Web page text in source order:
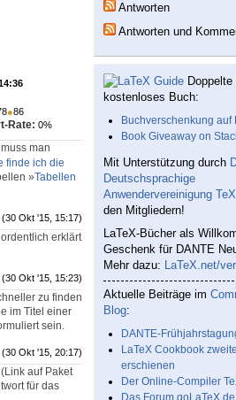
●86
Rate: 0%
man
finde ich die
»Tabellen
(30 Okt '15, 15:17)
erklärt
(30 Okt '15, 15:23)
zu finden
im Titel einer
sein.
(30 Okt '15, 20:17)
auf Paket
für das
Antworten
Antworten und
kostenloses Buch:
Buchverschenkung auf
Book Giveaway on
Mit Unterstützung durch
Deutschsprachige
Anwendervereinigung
den Mitgliedern!
LaTeX-Bücher als
Geschenk für DANTE
Mehr dazu: LaTeX.net/
Aktuelle Beiträge im
Blog:
DANTE-
LaTeX Cookbook
erschienen
Der Online-Compiler